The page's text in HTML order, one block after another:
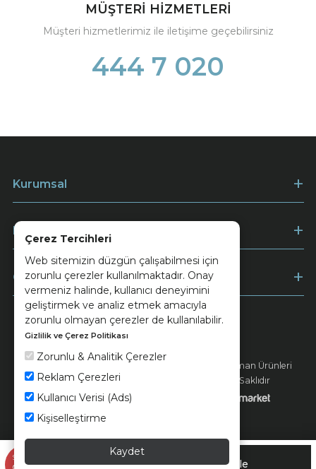
Çerez Tercihleri
Web sitemizin düzgün çalışabilmesi için
zorunlu çerezler kullanılmaktadır. Onay
vermeniz halinde, kullanıcı deneyimini
geliştirmek ve analiz etmek amacıyla
zorunlu olmayan çerezler de kullanılabilir.
Gizlilik ve Çerez Politikası
Zorunlu & Analitik Çerezler
Reklam Çerezleri
Kullanıcı Verisi (Ads)
Kişiselleştirme
Kaydet
MÜŞTERİ HİZMETLERİ
Müşteri hizmetlerimiz ile iletişime geçebilirsiniz
444 7 020
Kurumsal
Müşteri Hizmetleri
Ödeme
Keramika Kvkk ve Çerez Politikası
© 2026 Ünsa Madencilik Turizm Enerji Seramik Orman Ürünleri
Elektrik Üretim San. ve Tic. A.Ş. - Tüm Hakları Saklıdır
Sepette
Sepete Ekle